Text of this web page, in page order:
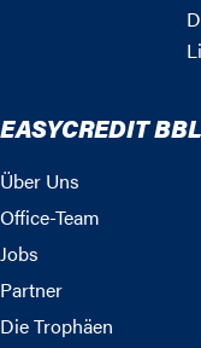
EASYCREDIT BBL
Über Uns
Office-Team
Jobs
Partner
Die Trophäen